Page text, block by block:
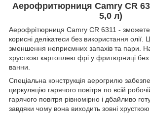
Аерофритюрниця Camry CR
5,0 л)
Аерофрітюрниця Camry CR 6311 - зможете
корисні делікатеси без використання олії.
зменшення неприємних запахів та пари.
хрусткою картоплею фрі у фритюрниці без
ванни.
Спеціальна конструкція аерогрилю
циркуляцію гарячого повітря по всій
гарячого повітря рівномірно і дбайливо
завдяки чому вона виходить зовні хрусткою